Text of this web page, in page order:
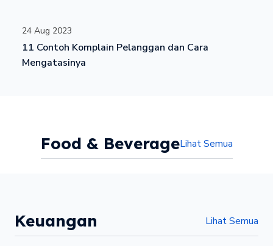
24 Aug 2023
11 Contoh Komplain Pelanggan dan Cara
Mengatasinya
Food & BeverageLihat Semua
Keuangan Lihat Semua